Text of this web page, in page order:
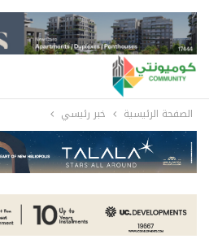
الصفحة الرئيسية خبر رئيسي